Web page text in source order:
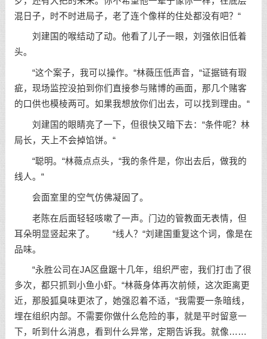
混日子，时不时进局子，老了连个像样的住处都没有吧？“
刘建国的喉结动了动。他看了儿子一眼，刘强依旧低着
头。
“这个案子，我可以操作。“林薇压低声音，“证据链有瑕
疵，现场监控没拍到你们直接参与赌博的画面，那几个赌客
的口供也模棱两可。如果我想放你们出去，可以找到理由。“
刘建国的眼睛亮了一下，但很快又暗下去：“条件呢？林
局长，天上不会掉馅饼。“
“聪明。“林薇点点头，“我的条件是，你出去后，做我的
线人。“
会面室里的空气仿佛凝固了。
老陈在后面轻轻咳嗽了一声。门边的管教面无表情，但
耳朵明显竖起来了。 “线人？“刘建国重复这个词，像是在
品味。
“永胜公司在JA区盘踞十几年，组织严密，我们打击了很
多次，都只抓到小鱼小虾。“林薇身体再次前倾，这次距离更
近，那股狐臭味更浓了，她强忍着不适，“我需要一条暗线，
埋在组织内部。不需要你做什么危险的事，就是平时留意一
下，听到什么消息，看到什么异常，定期告诉我。就像……